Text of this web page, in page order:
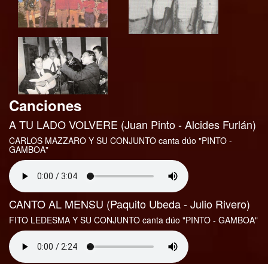
Canciones
A TU LADO VOLVERE (Juan Pinto - Alcides Furlán)
CARLOS MAZZARO Y SU CONJUNTO canta dúo "PINTO -
GAMBOA"
CANTO AL MENSU (Paquito Ubeda - Julio Rivero)
FITO LEDESMA Y SU CONJUNTO canta dúo "PINTO - GAMBOA"